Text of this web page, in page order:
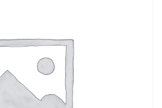
Είσοδος Πελατών